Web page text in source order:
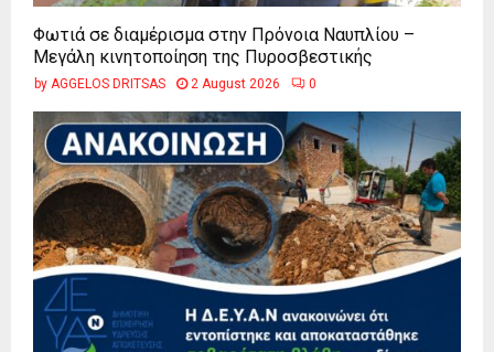
Φωτιά σε διαμέρισμα στην Πρόνοια Ναυπλίου –
Μεγάλη κινητοποίηση της Πυροσβεστικής
by AGGELOS DRITSAS 2 August 2026 0